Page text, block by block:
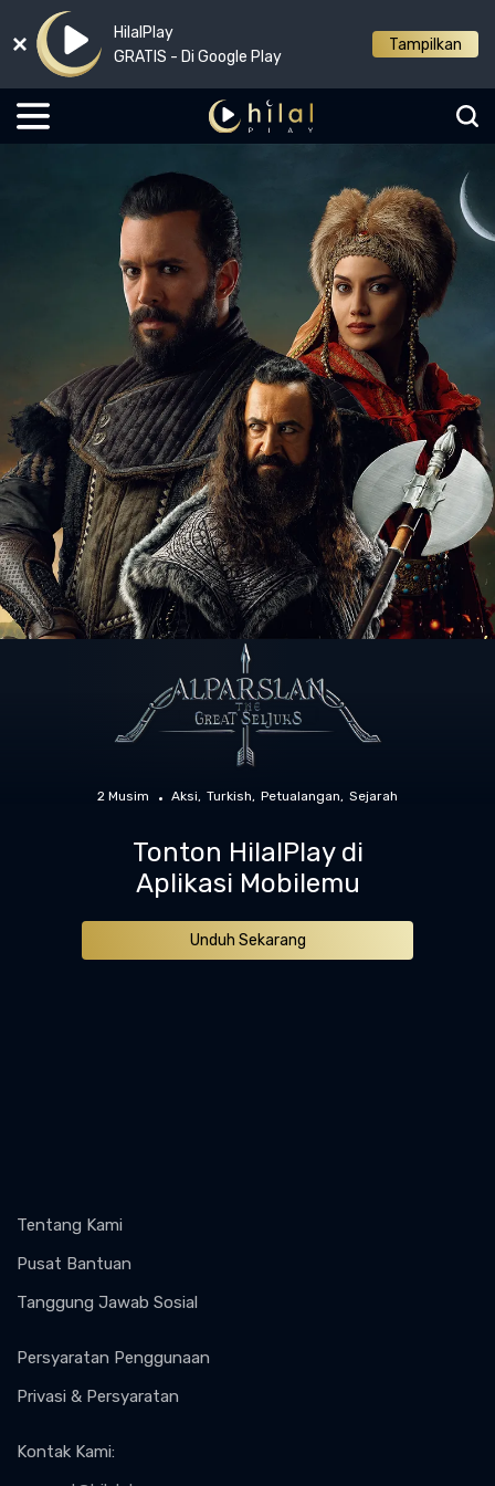
HilalPlay
GRATIS - Di Google Play
Tampilkan
2 Musim Aksi Turkish Petualangan Sejarah
Tonton HilalPlay di
Aplikasi Mobilemu
Unduh Sekarang
Tentang Kami
Pusat Bantuan
Tanggung Jawab Sosial
Persyaratan Penggunaan
Privasi & Persyaratan
Kontak Kami: